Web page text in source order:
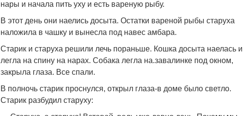
нары и начала пить уху и есть вареную рыбу.
В этот день они наелись досыта. Остатки вареной рыбы старуха
наложила в чашку и вынесла под навес амбара.
Старик и старуха решили лечь пораньше. Кошка досыта наелась и
легла на спину на нарах. Собака легла на.завалинке под окном,
закрыла глаза. Все спали.
В полночь старик проснулся, открыл глаза-в доме было светло.
Старик разбудил старуху: